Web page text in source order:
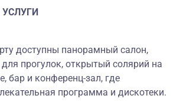
УСЛУГИ
доступны панорамный салон,
прогулок, открытый солярий на
бар и конференц-зал, где
программа и дискотеки.